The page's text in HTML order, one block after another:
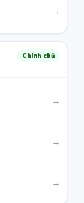
→
Chính chủ
→
→
→